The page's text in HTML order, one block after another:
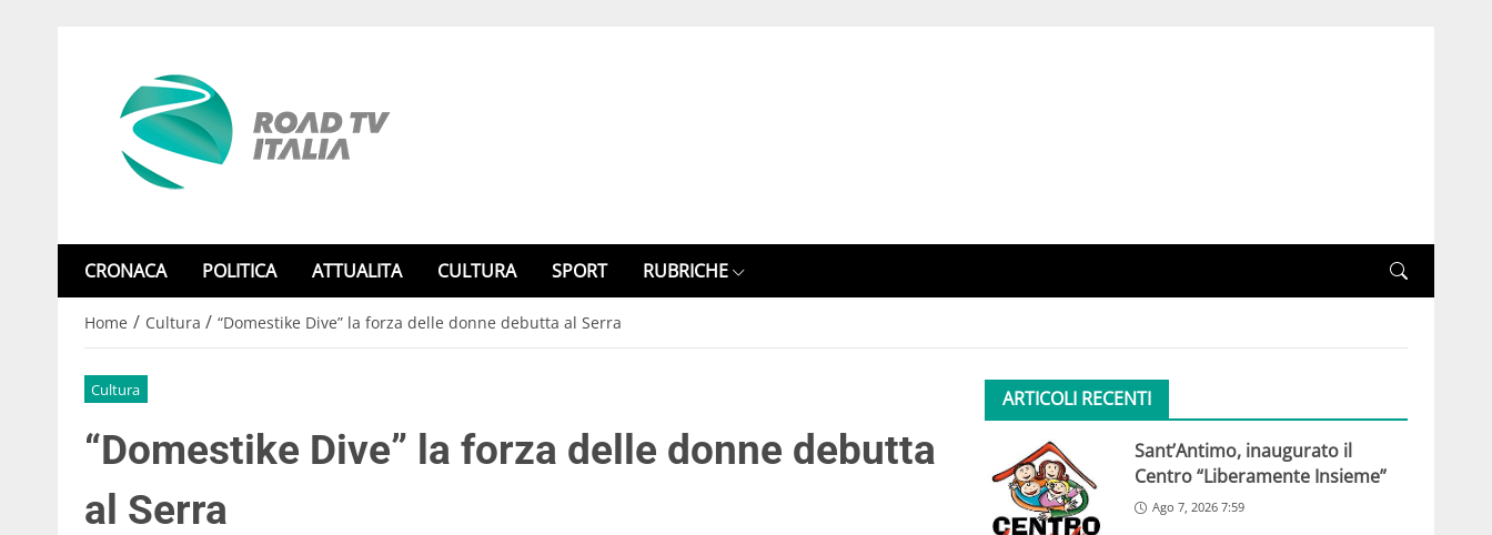
CRONACA POLITICA ATTUALITA CULTURA SPORT RUBRICHE
Home / Cultura / “Domestike Dive” la forza delle donne debutta al Serra
Cultura
“Domestike Dive” la forza delle donne debutta
al Serra
ARTICOLI RECENTI
Sant’Antimo, inaugurato il
Centro “Liberamente Insieme”
Ago 7, 2026 7:59